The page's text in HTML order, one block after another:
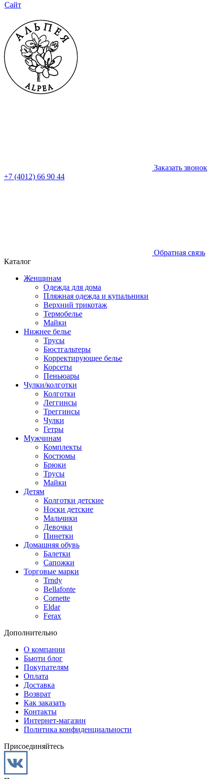
Сайт
Заказать звонок
+7 (4012) 66 90 44
Обратная связь
Каталог
Женщинам
Одежда для дома
Пляжная одежда и купальники
Верхний трикотаж
Термобелье
Майки
Нижнее белье
Трусы
Бюстгальтеры
Корректирующее белье
Корсеты
Пеньюары
Чулки/колготки
Колготки
Леггинсы
Треггинсы
Чулки
Гетры
Мужчинам
Комплекты
Костюмы
Брюки
Трусы
Майки
Детям
Колготки детские
Носки детские
Мальчики
Девочки
Пинетки
Домашняя обувь
Балетки
Сапожки
Торговые марки
Trndy
Bellafonte
Cornette
Eldar
Ferax
Дополнительно
О компании
Бьюти блог
Покупателям
Оплата
Доставка
Возврат
Как заказать
Контакты
Интернет-магазин
Политика конфиденциальности
Присоединяйтесь